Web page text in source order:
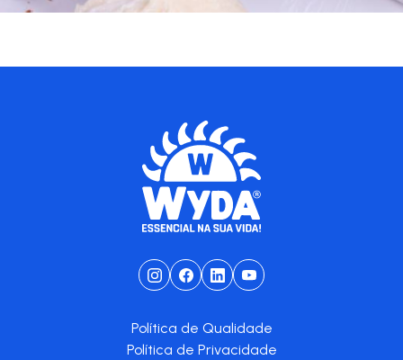
Política de Qualidade
Política de Privacidade